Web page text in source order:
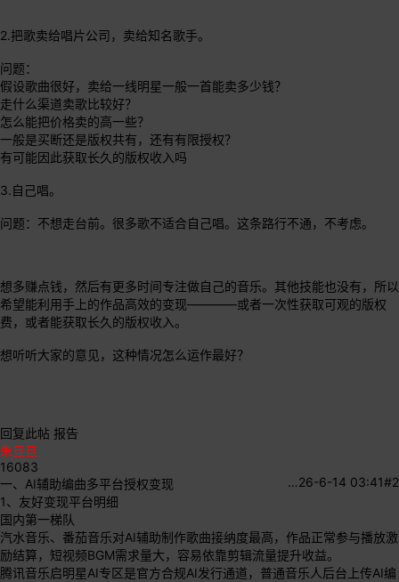
2.把歌卖给唱片公司，卖给知名歌手。
问题：
假设歌曲很好，卖给一线明星一般一首能卖多少钱？
走什么渠道卖歌比较好？
怎么能把价格卖的高一些？
一般是买断还是版权共有，还有有限授权？
有可能因此获取长久的版权收入吗
3.自己唱。
问题：不想走台前。很多歌不适合自己唱。这条路行不通，不考虑。
想多赚点钱，然后有更多时间专注做自己的音乐。其他技能也没有，所以
希望能利用手上的作品高效的变现————或者一次性获取可观的版权
费，或者能获取长久的版权收入。
想听听大家的意见，这种情况怎么运作最好？
回复此帖 报告
朱旦旦
16083
#2
26-6-14 03:41
…
一、AI辅助编曲多平台授权变现
1、友好变现平台明细
国内第一梯队
汽水音乐、番茄音乐对AI辅助制作歌曲接纳度最高，作品正常参与播放激
励结算，短视频BGM需求量大，容易依靠剪辑流量提升收益。
腾讯音乐启明星AI专区是官方合规AI发行通道，普通音乐人后台上传AI编